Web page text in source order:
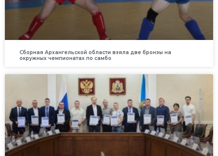
Сборная Архангельской области взяла две бронзы на
окружных чемпионатах по самбо